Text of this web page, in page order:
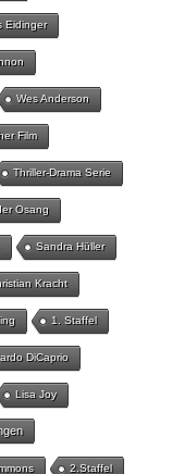
Eidinger
Wes Anderson
Film
Thriller-Drama Serie
Osang
Sandra Hüller
Kracht
1. Staffel
DiCaprio
Lisa Joy
2.Staffel